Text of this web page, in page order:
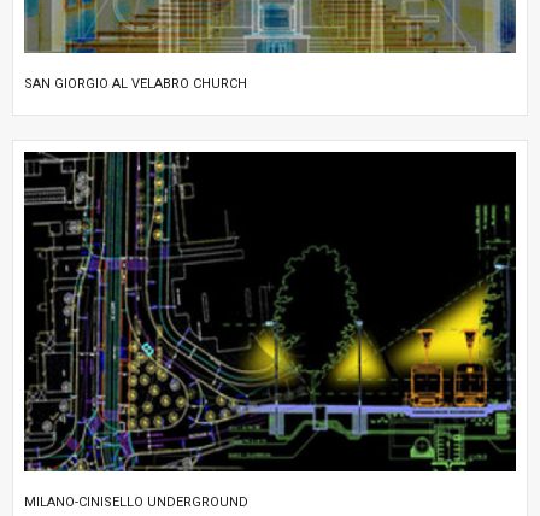
SAN GIORGIO AL VELABRO CHURCH
MILANO-CINISELLO UNDERGROUND